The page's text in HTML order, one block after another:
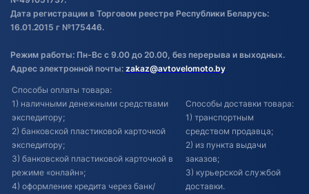
Дата регистрации в Торговом реестре Республики Беларусь:
16.01.2015 г №175446.
Режим работы: Пн-Вс с 9.00 до 20.00, без перерыва и выходных.
Адрес электронной почты: zakaz@avtovelomoto.by
Способы оплаты товара:
1) наличными денежными средствами
экспедитору;
2) банковской пластиковой карточкой
экспедитору;
3) банковской пластиковой карточкой в
режиме «онлайн»;
4) оформление кредита через банк/
Способы доставки товара:
1) транспортным
средством продавца;
2) из пункта выдачи
заказов;
3) курьерской службой
доставки.